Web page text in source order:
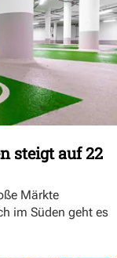
steigt auf 22
Märkte
im Süden geht es